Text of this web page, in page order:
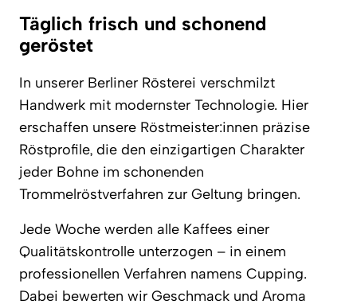
Täglich frisch und schonend
geröstet
In unserer Berliner Rösterei verschmilzt
Handwerk mit modernster Technologie. Hier
erschaffen unsere Röstmeister:innen präzise
Röstprofile, die den einzigartigen Charakter
jeder Bohne im schonenden
Trommelröstverfahren zur Geltung bringen.
Jede Woche werden alle Kaffees einer
Qualitätskontrolle unterzogen – in einem
professionellen Verfahren namens Cupping.
Dabei bewerten wir Geschmack und Aroma